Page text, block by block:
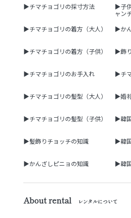
▶チマチョゴリの採寸方法
▶子
ャン
▶チマチョゴリの着方（大人）
▶か
▶チマチョゴリの着方（子供） ▶飾
▶チマチョゴリのお手入れ ▶チ
▶チマチョゴリの髪型（大人） ▶婚
▶チマチョゴリの髪型（子供） ▶韓
▶髪飾りチョッチの知識 ▶韓
▶かんざしピニョの知識 ▶韓
About rental レンタルについて